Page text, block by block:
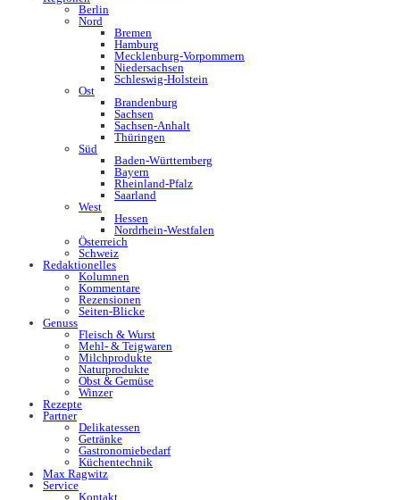
Berlin
Nord
Bremen
Hamburg
Mecklenburg-Vorpommern
Niedersachsen
Schleswig-Holstein
Ost
Brandenburg
Sachsen
Sachsen-Anhalt
Thüringen
Süd
Baden-Württemberg
Bayern
Rheinland-Pfalz
Saarland
West
Hessen
Nordrhein-Westfalen
Österreich
Schweiz
Redaktionelles
Kolumnen
Kommentare
Rezensionen
Seiten-Blicke
Genuss
Fleisch & Wurst
Mehl- & Teigwaren
Milchprodukte
Naturprodukte
Obst & Gemüse
Winzer
Rezepte
Partner
Delikatessen
Getränke
Gastronomiebedarf
Küchentechnik
Max Ragwitz
Service
Kontakt